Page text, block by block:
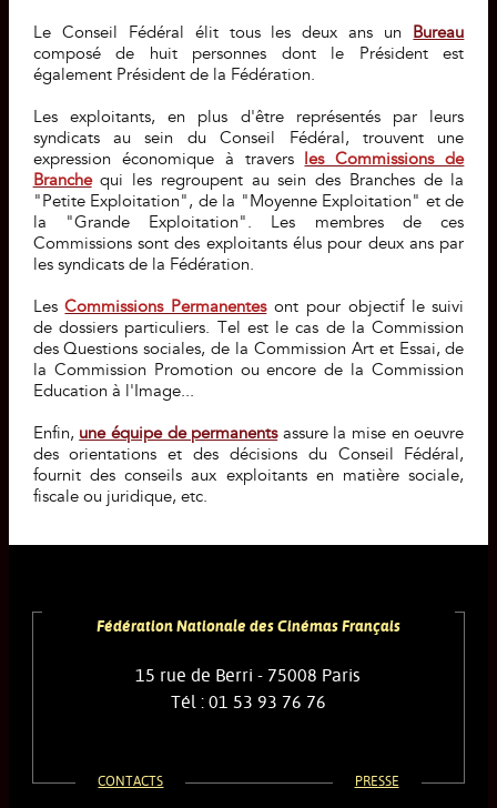
Le Conseil Fédéral élit tous les deux ans un Bureau
composé de huit personnes dont le Président est
également Président de la Fédération.
Les exploitants, en plus d'être représentés par leurs
syndicats au sein du Conseil Fédéral, trouvent une
expression économique à travers les Commissions de
Branchequi les regroupent au sein des Branches de la
"Petite Exploitation", de la "Moyenne Exploitation" et de
la "Grande Exploitation". Les membres de ces
Commissions sont des exploitants élus pour deux ans par
les syndicats de la Fédération.
LesCommissions Permanentesont pour objectif le suivi
de dossiers particuliers. Tel est le cas de la Commission
des Questions sociales, de la Commission Art et Essai, de
la Commission Promotion ou encore de la Commission
Education à l'Image...
Enfin, une équipe de permanentsassure la mise en oeuvre
des orientations et des décisions du Conseil Fédéral,
fournit des conseils aux exploitants en matière sociale,
fiscale ou juridique, etc.
Fédération Nationale des Cinémas Français
15 rue de Berri - 75008 Paris
Tél : 01 53 93 76 76
CONTACTS PRESSE